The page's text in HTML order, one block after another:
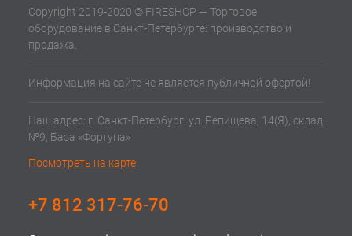
Copyright 2019-2020 © FIRESHOP — Торговое
оборудование в Санкт-Петербурге: производство и
продажа.
Информация на сайте не является публичной офертой!
Наш адрес: г. Санкт-Петербург, ул. Репищева, 14(Я), склад
№9, База «Фортуна»
Посмотреть на карте
+7 812 317-76-70